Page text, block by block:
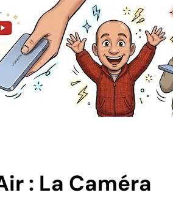
: La Caméra